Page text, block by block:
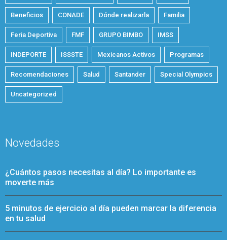
Beneficios CONADE Dónde realizarla Familia
Feria Deportiva FMF GRUPO BIMBO IMSS
INDEPORTE ISSSTE Mexicanos Activos Programas
Recomendaciones Salud Santander Special Olympics
Uncategorized
Novedades
¿Cuántos pasos necesitas al día? Lo importante es
moverte más
5 minutos de ejercicio al día pueden marcar la diferencia
en tu salud